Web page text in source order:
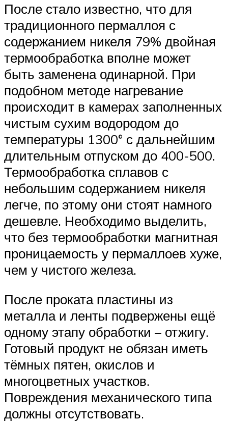
После стало известно, что для
традиционного пермаллоя с
содержанием никеля 79% двойная
термообработка вполне может
быть заменена одинарной. При
подобном методе нагревание
происходит в камерах заполненных
чистым сухим водородом до
температуры 1300° с дальнейшим
длительным отпуском до 400-500.
Термообработка сплавов с
небольшим содержанием никеля
легче, по этому они стоят намного
дешевле. Необходимо выделить,
что без термообработки магнитная
проницаемость у пермаллоев хуже,
чем у чистого железа.
После проката пластины из
металла и ленты подвержены ещё
одному этапу обработки – отжигу.
Готовый продукт не обязан иметь
тёмных пятен, окислов и
многоцветных участков.
Повреждения механического типа
должны отсутствовать.